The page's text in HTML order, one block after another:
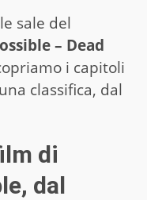
sale del
– Dead
i capitoli
classifica, dal
di
dal